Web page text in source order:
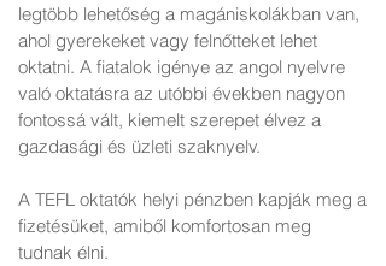
legtöbb lehetőség a magániskolákban van,
ahol gyerekeket vagy felnőtteket lehet
oktatni. A fiatalok igénye az angol nyelvre
való oktatásra az utóbbi években nagyon
fontossá vált, kiemelt szerepet élvez a
gazdasági és üzleti szaknyelv.
A TEFL oktatók helyi pénzben kapják meg a
fizetésüket, amiből komfortosan meg
tudnak élni.